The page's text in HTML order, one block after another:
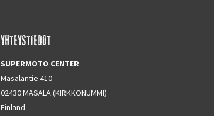
YHTEYSTIEDOT
SUPERMOTO CENTER
Masalantie 410
02430 MASALA (KIRKKONUMMI)
Finland